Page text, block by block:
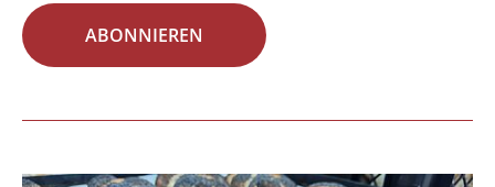
ABONNIEREN